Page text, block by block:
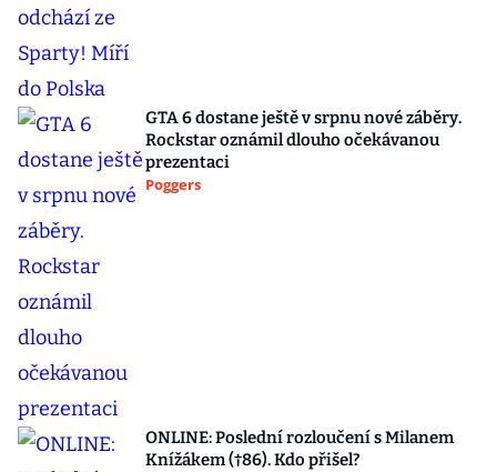
GTA 6 dostane ještě v srpnu nové záběry.
Rockstar oznámil dlouho očekávanou
prezentaci
Poggers
ONLINE: Poslední rozloučení s Milanem
Knížákem (†86). Kdo přišel?